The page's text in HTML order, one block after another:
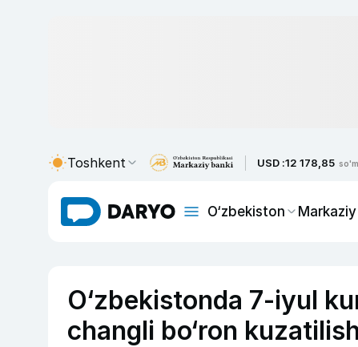
Toshkent USD :12 178,85 so'm
O‘zbekiston
O‘zbekistonda 7-iyul
changli bo‘ron